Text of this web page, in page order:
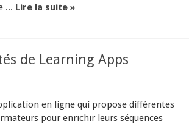
... Lire la suite »
de Learning Apps
en ligne qui propose différentes
pour enrichir leurs séquences